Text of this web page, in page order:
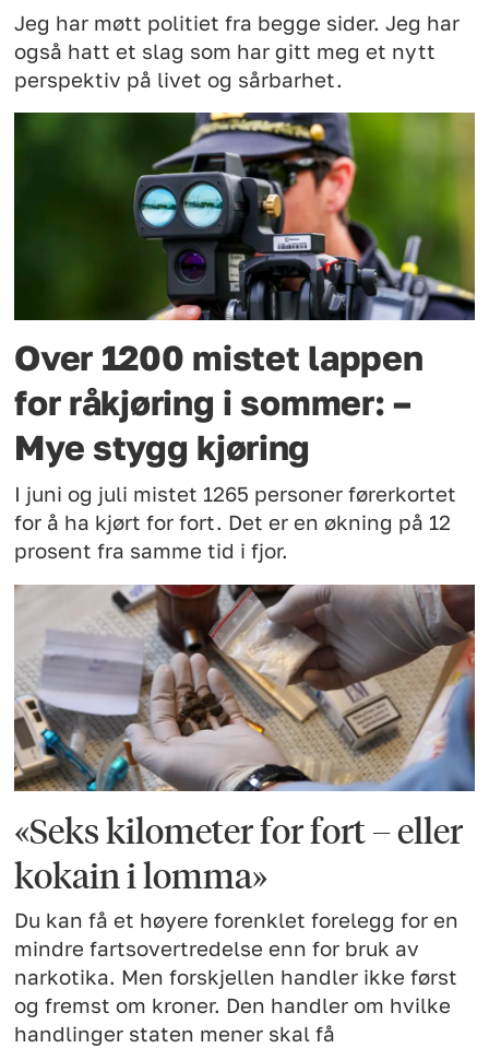
Jeg har møtt politiet fra begge sider. Jeg har
også hatt et slag som har gitt meg et nytt
perspektiv på livet og sårbarhet.
Over 1200 mistet lappen
for råkjøring i sommer: –
Mye stygg kjøring
I juni og juli mistet 1265 personer førerkortet
for å ha kjørt for fort. Det er en økning på 12
prosent fra samme tid i fjor.
«Seks kilometer for fort – eller
kokain i lomma»
Du kan få et høyere forenklet forelegg for en
mindre fartsovertredelse enn for bruk av
narkotika. Men forskjellen handler ikke først
og fremst om kroner. Den handler om hvilke
handlinger staten mener skal få